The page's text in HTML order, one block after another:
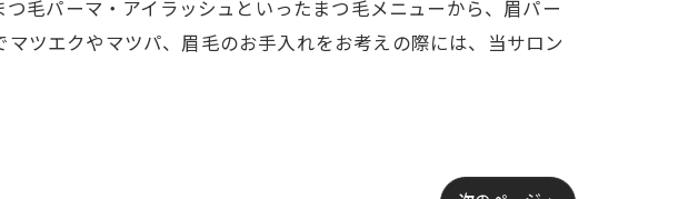
毛パーマ・アイラッシュといったまつ毛メニューから、眉パー
ツエクやマツパ、眉毛のお手入れをお考えの際には、当サロン